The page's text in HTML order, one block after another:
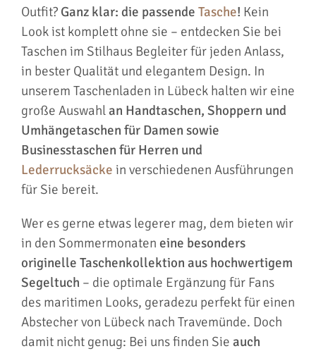
Outfit? Ganz klar: die passende Tasche! Kein
Look ist komplett ohne sie – entdecken Sie bei
Taschen im Stilhaus Begleiter für jeden Anlass,
in bester Qualität und elegantem Design. In
unserem Taschenladen in Lübeck halten wir eine
große Auswahlan Handtaschen, Shoppern und
Umhängetaschen für Damen sowie
Businesstaschen für Herren und
Lederrucksäcke in verschiedenen Ausführungen
für Sie bereit.
Wer es gerne etwas legerer mag, dem bieten wir
in den Sommermonaten eine besonders
originelle Taschenkollektion aus hochwertigem
Segeltuch – die optimale Ergänzung für Fans
des maritimen Looks, geradezu perfekt für einen
Abstecher von Lübeck nach Travemünde. Doch
damit nicht genug: Bei uns finden Sie auch